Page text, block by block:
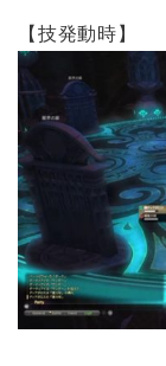
【技発動時】